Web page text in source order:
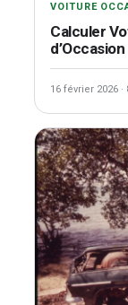
VOITURE
Calculer
16 février 2026 ·